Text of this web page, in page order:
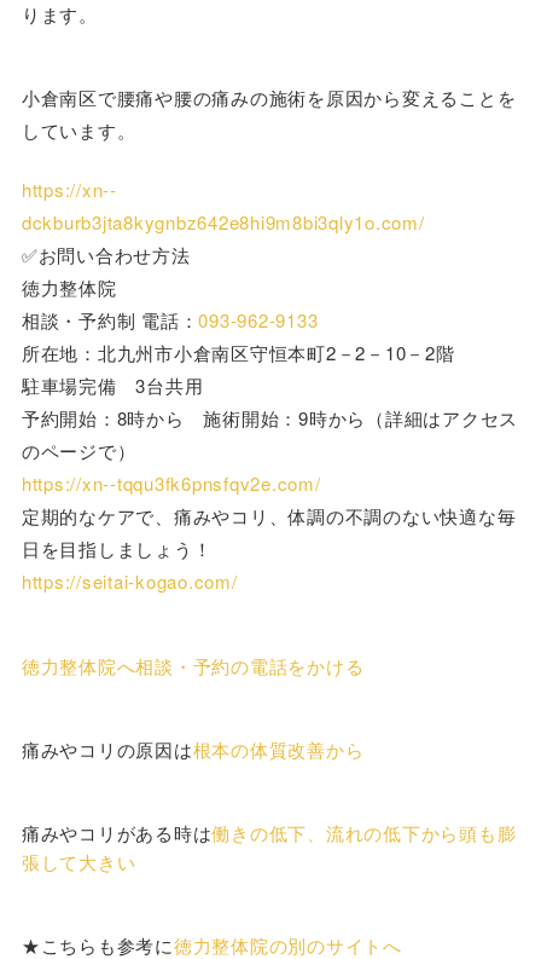
ります。
小倉南区で腰痛や腰の痛みの施術を原因から変えることを
しています。
https://xn--
dckburb3jta8kygnbz642e8hi9m8bi3qly1o.com/
✅お問い合わせ方法
徳力整体院
相談・予約制 電話：093-962-9133
所在地：北九州市小倉南区守恒本町2－2－10－2階
駐車場完備 3台共用
予約開始：8時から 施術開始：9時から（詳細はアクセス
のページで）
https://xn--tqqu3fk6pnsfqv2e.com/
定期的なケアで、痛みやコリ、体調の不調のない快適な毎
日を目指しましょう！
https://seitai-kogao.com/
徳力整体院へ相談・予約の電話をかける
痛みやコリの原因は根本の体質改善から
痛みやコリがある時は働きの低下、流れの低下から頭も膨
張して大きい
★こちらも参考に徳力整体院の別のサイトへ